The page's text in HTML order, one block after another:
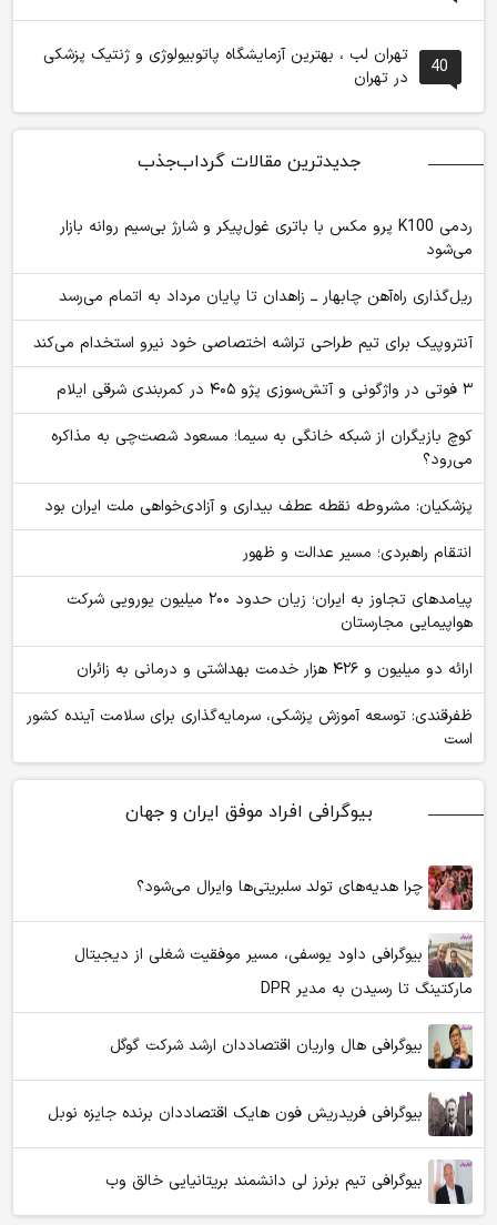
40
تهران لب ، بهترین آزمایشگاه پاتوبیولوژی و ژنتیک پزشکی
در تهران
جدیدترین مقالات گرداب‌جذب
ردمی K100 پرو مکس با باتری غول‌پیکر و شارژ بی‌سیم روانه بازار
می‌شود
ریل‌گذاری راه‌آهن چابهار ــ زاهدان تا پایان مرداد به اتمام می‌رسد
آنتروپیک برای تیم طراحی تراشه اختصاصی خود نیرو استخدام می‌کند
۳ فوتی در واژگونی و آتش‌سوزی پژو ۴۰۵ در کمربندی شرقی ایلام
کوچ بازیگران از شبکه خانگی به سیما؛ مسعود شصت‌چی به مذاکره
می‌رود؟
پزشکیان: مشروطه نقطه عطف بیداری و آزادی‌خواهی ملت ایران بود
انتقام راهبردی؛ مسیر عدالت و ظهور
پیامدهای تجاوز به ایران؛ زیان حدود ۲۰۰ میلیون یورویی شرکت
هواپیمایی مجارستان
ارائه دو میلیون و ۴۲۶ هزار خدمت بهداشتی و درمانی به زائران
ظفرقندی: توسعه آموزش پزشکی، سرمایه‌گذاری برای سلامت آینده کشور
است
بیوگرافی افراد موفق ایران و جهان
چرا هدیه‌های تولد سلبریتی‌ها وایرال می‌شود؟
بیوگرافی داود یوسفی، مسیر موفقیت شغلی از دیجیتال
مارکتینگ تا رسیدن به مدیر DPR
بیوگرافی هال واریان اقتصاددان ارشد شرکت گوگل
بیوگرافی فریدریش فون هایک اقتصاددان برنده جایزه نوبل
بیوگرافی تیم برنرز لی دانشمند بریتانیایی خالق وب